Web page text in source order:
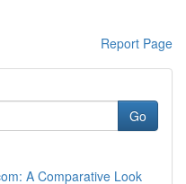
Report Page
Go
A Comparative Look